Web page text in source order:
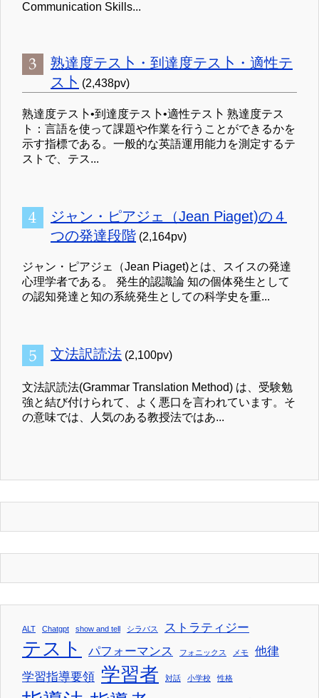
Communication Skills...
熟達度テス卜・到達度テス卜・適性テ
ス卜 (2,438pv)
熟達度テス卜•到達度テス卜•適性テス卜 熟達度テス
ト：言語を使って課題や作業を行うことができるかを
示す指標である。一般的な英語運用能力を測定するテ
ストで、テス...
ジャン・ピアジェ（Jean Piaget)の４
つの発達段階 (2,164pv)
ジャン・ピアジェ（Jean Piaget)とは、スイスの発達
心理学者である。 発生的認識論 知の個体発生として
の認知発達と知の系統発生としての科学史を重...
文法訳読法 (2,100pv)
文法訳読法(Grammar Translation Method) は、受験勉
強と結び付けられて、よく悪口を言われています。そ
の意味では、人気のある教授法ではあ...
ALT Chatgpt show and tell シラバス ストラティジー
テスト パフォーマンス フォニックス メモ
他律
学習指導要領 学習者 対話 小学校 性格